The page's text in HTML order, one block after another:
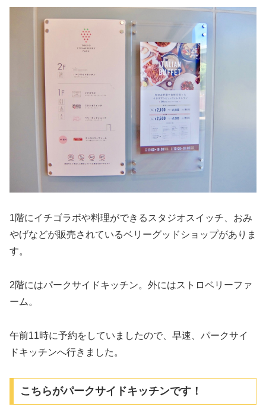
1階にイチゴラボや料理ができるスタジオスイッチ、おみ
やげなどが販売されているベリーグッドショップがありま
す。
2階にはパークサイドキッチン。外にはストロベリーファ
ーム。
午前11時に予約をしていましたので、早速、パークサイ
ドキッチンへ行きました。
こちらがパークサイドキッチンです！